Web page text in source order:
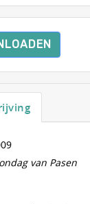
van Pasen